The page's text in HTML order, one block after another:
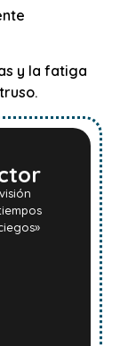
y la fatiga